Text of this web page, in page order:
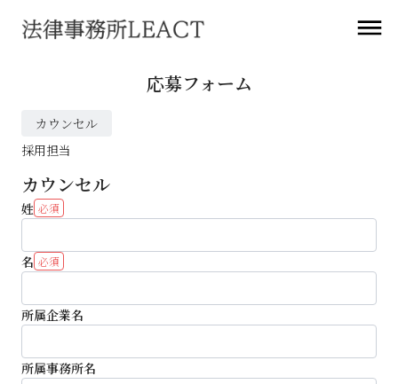
応募フォーム
カウンセル
採用担当
カウンセル
姓 必須
名 必須
所属企業名
所属事務所名